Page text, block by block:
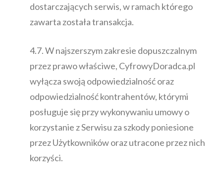
dostarczających serwis, w ramach którego
zawarta została transakcja.
4.7. W najszerszym zakresie dopuszczalnym
przez prawo właściwe, CyfrowyDoradca.pl
wyłącza swoją odpowiedzialność oraz
odpowiedzialność kontrahentów, którymi
posługuje się przy wykonywaniu umowy o
korzystanie z Serwisu za szkody poniesione
przez Użytkowników oraz utracone przez nich
korzyści.